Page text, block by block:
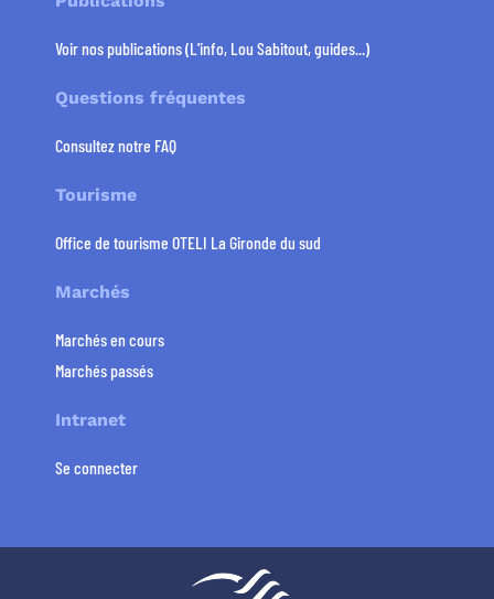
Voir nos publications (L'info, Lou Sabitout, guides...)
Questions fréquentes
Consultez notre FAQ
Tourisme
Office de tourisme OTELI La Gironde du sud
Marchés
Marchés en cours
Marchés passés
Intranet
Se connecter